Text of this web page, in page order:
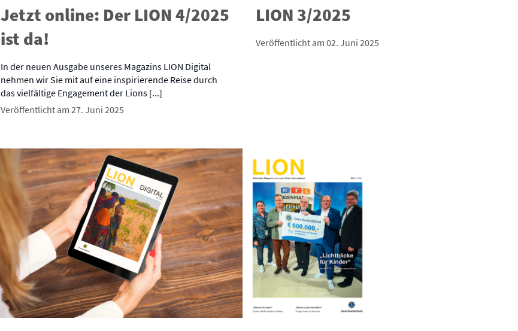
Jetzt online: Der LION 4/2025
ist da!
In der neuen Ausgabe unseres Magazins LION Digital
nehmen wir Sie mit auf eine inspirierende Reise durch
das vielfältige Engagement der Lions [...]
Veröffentlicht am 27. Juni 2025
LION 3/2025
Veröffentlicht am 02. Juni 2025